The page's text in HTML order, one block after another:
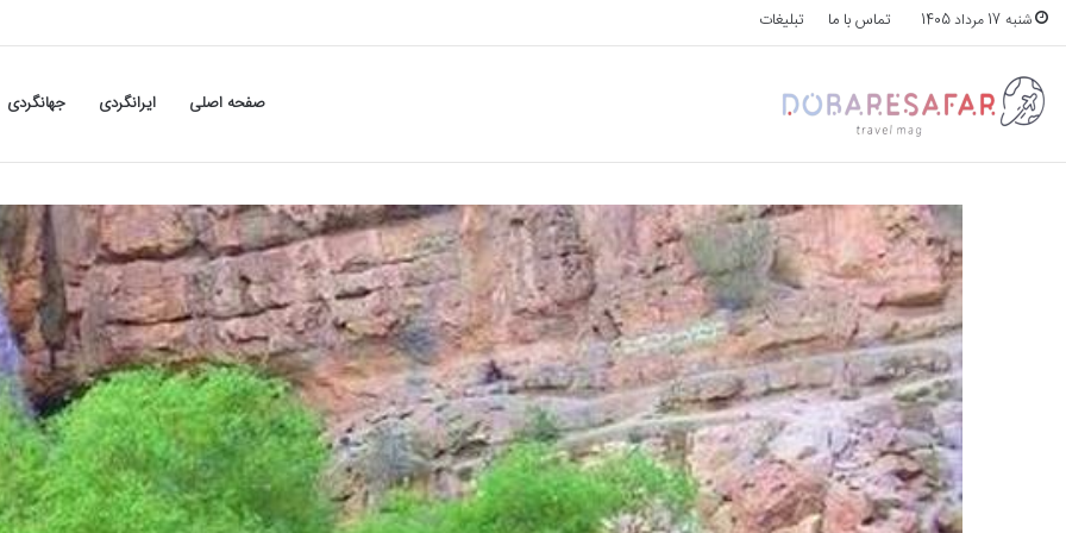
شنبه 17 مرداد 1405 تماس با ما تبلیغات
صفحه اصلی ایرانگردی جهانگردی